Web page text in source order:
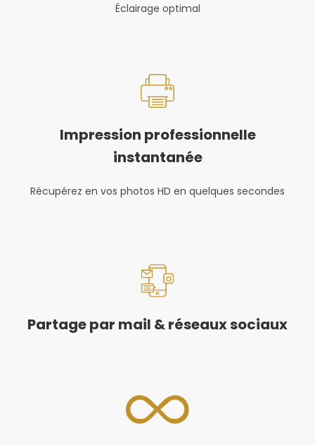
Éclairage optimal
Impression professionnelle
instantanée
Récupérez en vos photos HD en quelques secondes
Partage par mail & réseaux sociaux